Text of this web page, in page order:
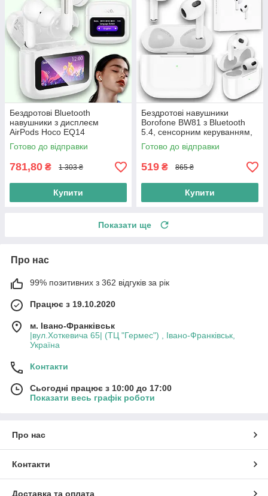
Бездротові Bluetooth
навушники з дисплеєм
AirPods Hoco EQ14
навушники з сенсорним
екраном, білий
Готово до відправки
781,80 ₴ 1 303 ₴
Купити
Бездротові навушники
Borofone BW81 з Bluetooth
5.4, сенсорним керуванням,
мікрофоном і зарядним
кейсом
Готово до відправки
519 ₴ 865 ₴
Купити
Показати ще
Про нас
99% позитивних з 362 відгуків за рік
Працює з 19.10.2020
м. Івано-Франківськ
|вул.Хоткевича 65| (ТЦ "Гермес") , Івано-Франківськ,
Україна
Контакти
Сьогодні працює з 10:00 до 17:00
Показати весь графік роботи
Про нас
Контакти
Доставка та оплата